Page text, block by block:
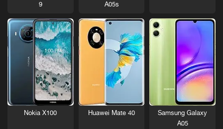
A05s
9
Samsung Galaxy
A05
Huawei Mate 40
Nokia X100